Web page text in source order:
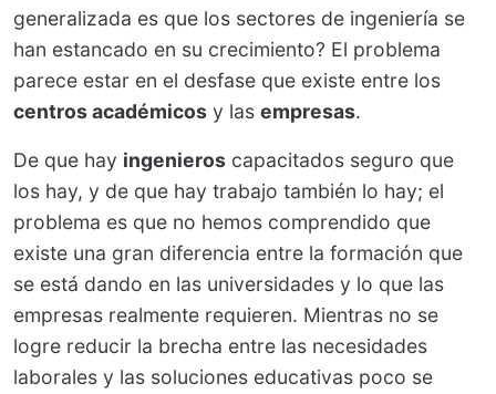
generalizada es que los sectores de ingeniería se
han estancado en su crecimiento? El problema
parece estar en el desfase que existe entre los
centros académicos y las empresas.
De que hay ingenieros capacitados seguro que
los hay, y de que hay trabajo también lo hay; el
problema es que no hemos comprendido que
existe una gran diferencia entre la formación que
se está dando en las universidades y lo que las
empresas realmente requieren. Mientras no se
logre reducir la brecha entre las necesidades
laborales y las soluciones educativas poco se